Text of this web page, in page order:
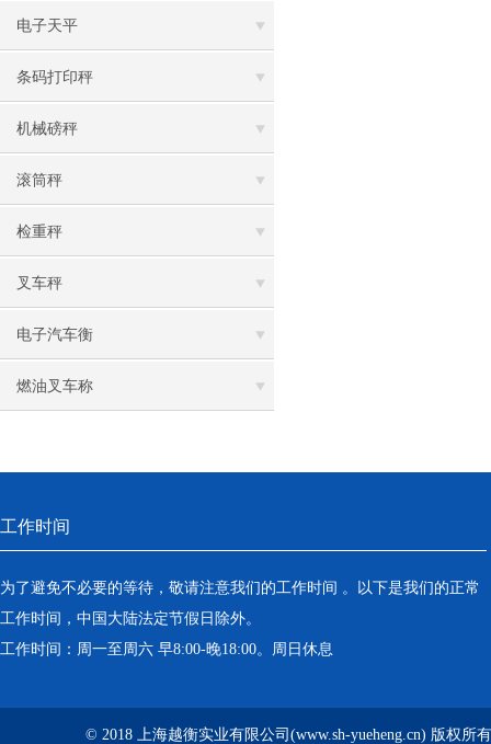
电子天平
条码打印秤
机械磅秤
滚筒秤
检重秤
叉车秤
电子汽车衡
燃油叉车称
工作时间
为了避免不必要的等待，敬请注意我们的工作时间 。以下是我们的正常
工作时间，中国大陆法定节假日除外。
工作时间：周一至周六 早8:00-晚18:00。周日休息
© 2018 上海越衡实业有限公司(www.sh-yueheng.cn) 版权所